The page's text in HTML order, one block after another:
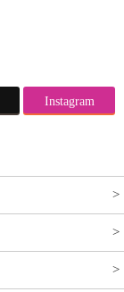
Instagram